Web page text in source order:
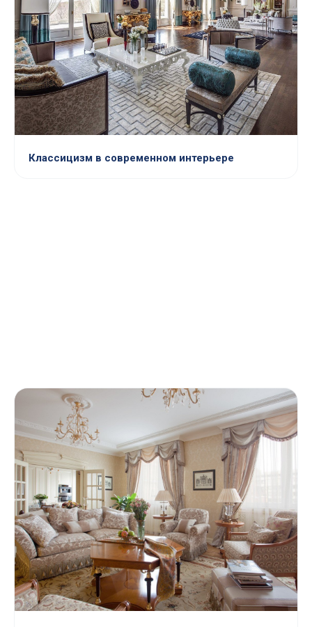
Классицизм в современном интерьере